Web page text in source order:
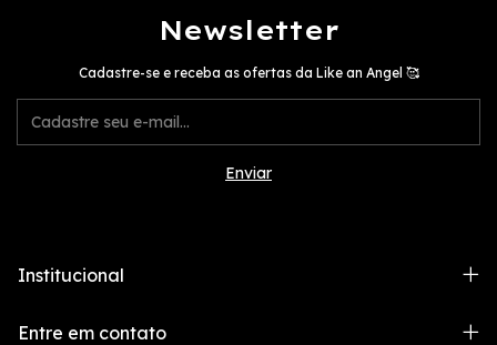
Newsletter
Cadastre-se e receba as ofertas da Like an Angel 🥰
Institucional
Entre em contato